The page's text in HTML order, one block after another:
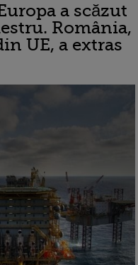
a scăzut
România,
UE, a extras